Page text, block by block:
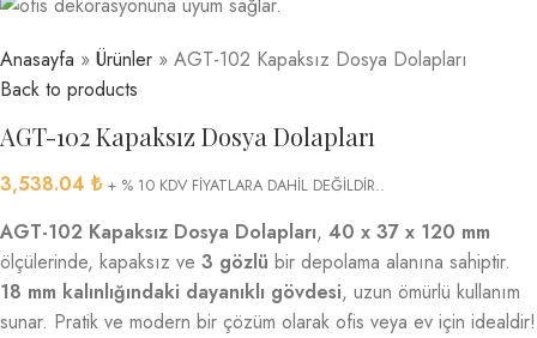
Anasayfa » Ürünler » AGT-102 Kapaksız Dosya Dolapları
Back to products
AGT-102 Kapaksız Dosya Dolapları
3,538.04 ₺ + % 10 KDV FİYATLARA DAHİL DEĞİLDİR..
AGT-102 Kapaksız Dosya Dolapları, 40 x 37 x 120 mm
ölçülerinde, kapaksız ve 3 gözlü bir depolama alanına sahiptir.
18 mm kalınlığındaki dayanıklı gövdesi, uzun ömürlü kullanım
sunar. Pratik ve modern bir çözüm olarak ofis veya ev için idealdir!